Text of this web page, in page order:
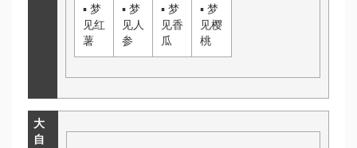
▪ 梦
见红
薯
▪ 梦
见人
参
▪ 梦
见香
瓜
▪ 梦
见樱
桃
大
自